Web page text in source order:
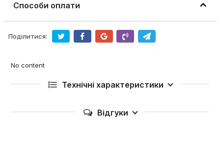
Способи оплати
Поділитися:
No content
Технічні характеристики
Відгуки